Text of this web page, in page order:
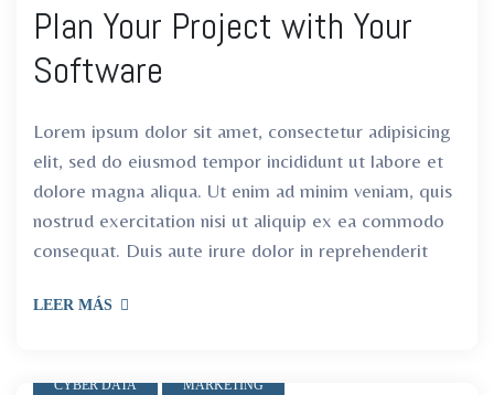
Plan Your Project with Your
Software
Lorem ipsum dolor sit amet, consectetur adipisicing
elit, sed do eiusmod tempor incididunt ut labore et
dolore magna aliqua. Ut enim ad minim veniam, quis
nostrud exercitation nisi ut aliquip ex ea commodo
consequat. Duis aute irure dolor in reprehenderit
LEER MÁS
CYBER DATA MARKETING